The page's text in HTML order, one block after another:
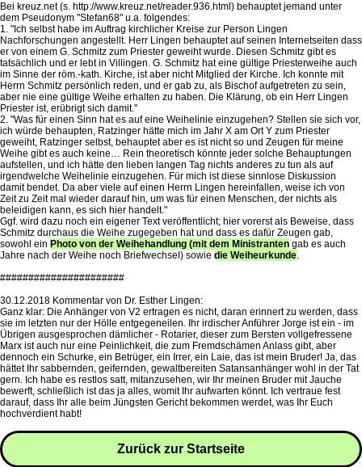
Bei kreuz.net (s. http://www.kreuz.net/reader.936.html) behauptet jemand unter
dem Pseudonym "Stefan68" u.a. folgendes:
1. "Ich selbst habe im Auftrag kirchlicher Kreise zur Person Lingen
Nachforschungen angestellt. Herr Lingen behauptet auf seinen Internetseiten dass
er von einem G. Schmitz zum Priester geweiht wurde. Diesen Schmitz gibt es
tatsächlich und er lebt in Villingen. G. Schmitz hat eine gültige Priesterweihe auch
im Sinne der röm.-kath. Kirche, ist aber nicht Mitglied der Kirche. Ich konnte mit
Herrn Schmitz persönlich reden, und er gab zu, als Bischof aufgetreten zu sein,
aber nie eine gültige Weihe erhalten zu haben. Die Klärung, ob ein Herr Lingen
Priester ist, erübrigt sich damit."
2. "Was für einen Sinn hat es auf eine Weihelinie einzugehen? Stellen sie sich vor,
ich würde behaupten, Ratzinger hätte mich im Jahr X am Ort Y zum Priester
geweiht, Ratzinger selbst, behauptet aber es ist nicht so und Zeugen für meine
Weihe gibt es auch keine… Rein theoretisch könnte jeder solche Behauptungen
aufstellen, und ich hätte den lieben langen Tag nichts anderes zu tun als auf
irgendwelche Weihelinie einzugehen. Für mich ist diese sinnlose Diskussion
damit bendet. Da aber viele auf einen Herrn Lingen hereinfallen, weise ich von
Zeit zu Zeit mal wieder darauf hin, um was für einen Menschen, der nichts als
beleidigen kann, es sich hier handelt."
Ggf. wird dazu noch ein eigener Text veröffentlicht; hier vorerst als Beweise, dass
Schmitz durchaus die Weihe zugegeben hat und dass es dafür Zeugen gab,
sowohl ein Photo von der Weihehandlung (mit dem Ministranten gab es auch
Jahre nach der Weihe noch Briefwechsel) sowie die Weiheurkunde.
######################
30.12.2018 Kommentar von Dr. Esther Lingen:
Ganz klar: Die Anhänger von V2 ertragen es nicht, daran erinnert zu werden, dass
sie im letzten nur der Hölle entgegeneilen. Ihr irdischer Anführer Jorge ist ein - im
Übrigen ausgesprochen dämlicher - Rotarier, dieser zum Bersten vollgefressene
Marx ist auch nur eine Peinlichkeit, die zum Fremdschämen Anlass gibt, aber
dennoch ein Schurke, ein Betrüger, ein Irrer, ein Laie, das ist mein Bruder! Ja, das
hättet Ihr sabbernden, geifernden, gewaltbereiten Satansanhänger wohl in der Tat
gern. Ich habe es restlos satt, mitanzusehen, wir Ihr meinen Bruder mit Jauche
bewerft, schließlich ist das ja alles, womit Ihr aufwarten könnt. Ich vertraue fest
darauf, dass Ihr alle beim Jüngsten Gericht bekommen werdet, was Ihr Euch
hochverdient habt!
Zurück zur Startseite